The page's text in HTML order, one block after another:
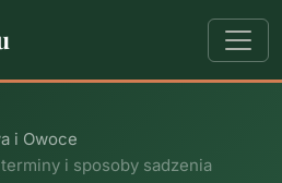
i Owoce
i sposoby sadzenia